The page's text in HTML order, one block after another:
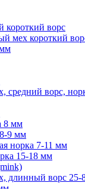
короткий ворс
мех короткий
средний ворс,
8 мм
9 мм
норка 7-11 мм
15-18 мм
длинный ворс 25-